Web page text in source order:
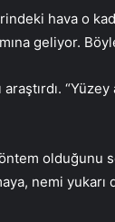
hava o
geliyor.
olduğunu
nemi